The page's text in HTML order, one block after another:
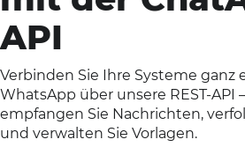
API
Verbinden Sie Ihre Systeme ganz
WhatsApp über unsere REST-API
empfangen Sie Nachrichten,
und verwalten Sie Vorlagen.